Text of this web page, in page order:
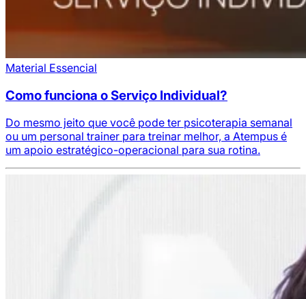
Material Essencial
Como funciona o Serviço Individual?
Do mesmo jeito que você pode ter psicoterapia semanal
ou um personal trainer para treinar melhor, a Atempus é
um apoio estratégico-operacional para sua rotina.